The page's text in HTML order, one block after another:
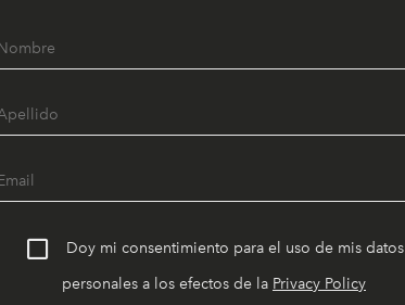
Doy mi consentimiento para el uso de mis datos
personales a los efectos de la Privacy Policy